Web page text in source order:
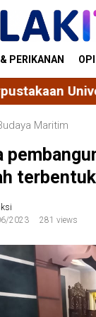
PERIKANAN
Maritim
2023
281 views